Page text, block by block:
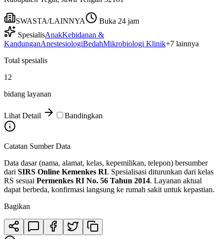
SWASTA/LAINNYA
Buka 24 jam
SpesialisAnakKebidanan &
KandunganAnestesiologiBedahMikrobiologi Klinik+7 lainnya
Total spesialis
12
bidang layanan
Lihat Detail Bandingkan
Catatan Sumber Data
Data dasar (nama, alamat, kelas, kepemilikan, telepon) bersumber
dari SIRS Online Kemenkes RI. Spesialisasi diturunkan dari kelas
RS sesuai Permenkes RI No. 56 Tahun 2014. Layanan aktual
dapat berbeda, konfirmasi langsung ke rumah sakit untuk kepastian.
Bagikan